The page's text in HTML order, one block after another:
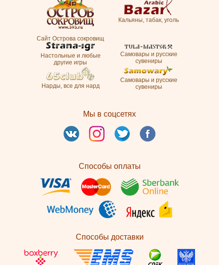
Сайт Острова сокровищ
Кальяны, табак, уголь
Настольные и любые
другие игры
Самовары и русские
сувениры
Нарды, все для нард
Самовары и русские
сувениры
Мы в соцсетях
Способы оплаты
Способы доставки